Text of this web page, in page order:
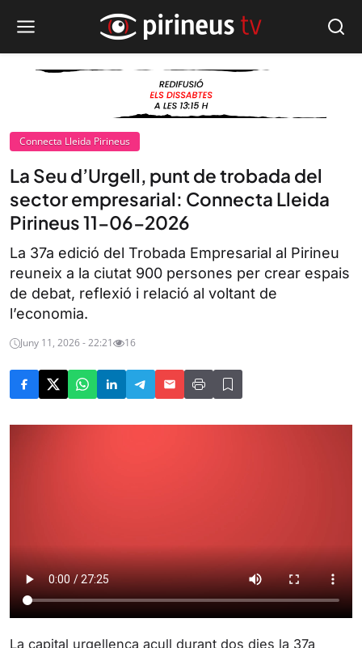
Connecta Lleida Pirineus
La Seu d’Urgell, punt de trobada del
sector empresarial: Connecta Lleida
Pirineus 11-06-2026
La 37a edició del Trobada Empresarial al Pirineu
reuneix a la ciutat 900 persones per crear espais
de debat, reflexió i relació al voltant de
l’economia.
Juny 11, 2026 - 22:21 16
La capital urgellenca acull durant dos dies la 37a